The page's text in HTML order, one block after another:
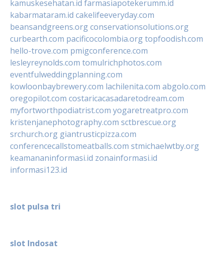
kamuskesehatan.id farmasiapotekerumm.id
kabarmataram.id cakelifeeveryday.com
beansandgreens.orgconservationsolutions.org
curbearth.com pacificocolombia.orgtopfoodish.com
hello-trove.com pmigconference.com
lesleyreynolds.com tomulrichphotos.com
eventfulweddingplanning.com
kowloonbaybrewery.com lachilenita.com abgolo.com
oregopilot.com costaricacasadaretodream.com
myfortworthpodiatrist.com yogaretreatpro.com
kristenjanephotography.com sctbrescue.org
srchurch.org giantrusticpizza.com
conferencecallstomeatballs.com stmichaelwtby.org
keamananinformasi.id zonainformasi.id
informasi123.id
slot pulsa tri
slot Indosat